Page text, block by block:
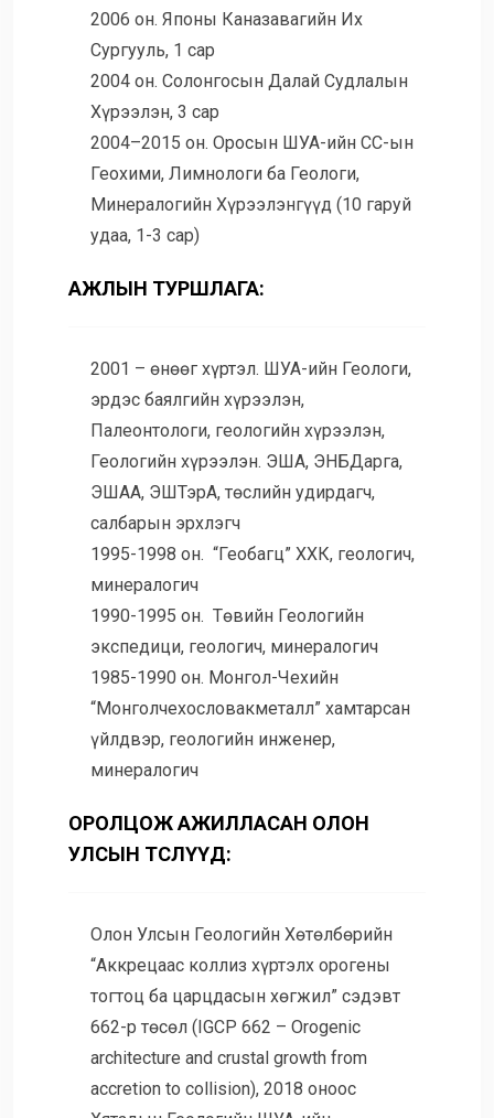
2006 он. Японы Каназавагийн Их
Сургууль, 1 сар
2004 он. Солонгосын Далай Судлалын
Хүрээлэн, 3 сар
2004–2015 он. Оросын ШУА-ийн СС-ын
Геохими, Лимнологи ба Геологи,
Минералогийн Хүрээлэнгүүд (10 гаруй
удаа, 1-3 сар)
АЖЛЫН ТУРШЛАГА:
2001 – өнөөг хүртэл. ШУА-ийн Геологи,
эрдэс баялгийн хүрээлэн,
Палеонтологи, геологийн хүрээлэн,
Геологийн хүрээлэн. ЭША, ЭНБДарга,
ЭШАА, ЭШТэрА, төслийн удирдагч,
салбарын эрхлэгч
1995-1998 он. “Геобагц” ХХК, геологич,
минералогич
1990-1995 он. Төвийн Геологийн
экспедици, геологич, минералогич
1985-1990 он. Монгол-Чехийн
“Монголчехословакметалл” хамтарсан
үйлдвэр, геологийн инженер,
минералогич
ОРОЛЦОЖ АЖИЛЛАСАН ОЛОН
УЛСЫН ТӨСЛҮҮД:
Олон Улсын Геологийн Хөтөлбөрийн
“Аккрецаас коллиз хүртэлх орогены
тогтоц ба царцдасын хөгжил” сэдэвт
662-р төсөл (IGCP 662 – Orogenic
architecture and crustal growth from
accretion to collision), 2018 оноос